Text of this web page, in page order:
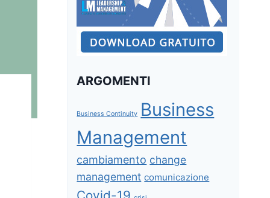
ARGOMENTI
Business Continuity Business
Management
cambiamento change
management comunicazione